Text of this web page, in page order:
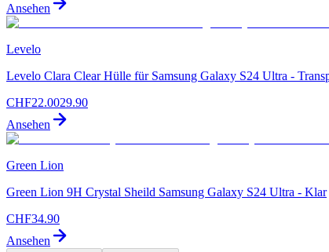
Ansehen
Levelo
Levelo Clara Clear Hülle für Samsung Galaxy S24 Ultra -
CHF22.0029.90
Ansehen
Green Lion
Green Lion 9H Crystal Sheild Samsung Galaxy S24 Ultra - Klar
CHF34.90
Ansehen